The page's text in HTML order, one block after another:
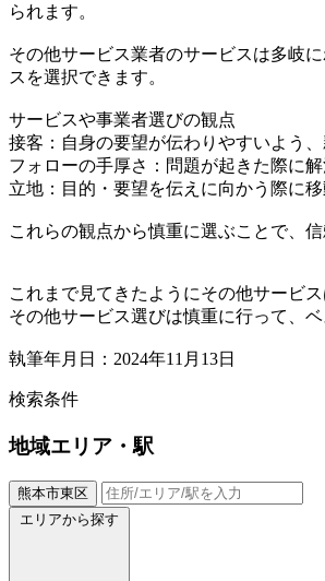
られます。
その他サービス業者のサービスは多岐
スを選択できます。
サービスや事業者選びの観点
接客：自身の要望が伝わりやすいよう
フォローの手厚さ：問題が起きた際に
立地：目的・要望を伝えに向かう際に
これらの観点から慎重に選ぶことで、
これまで見てきたようにその他サービ
その他サービス選びは慎重に行って、
執筆年月日：2024年11月13日
検索条件
地域エリア・駅
熊本市東区
エリアから探す